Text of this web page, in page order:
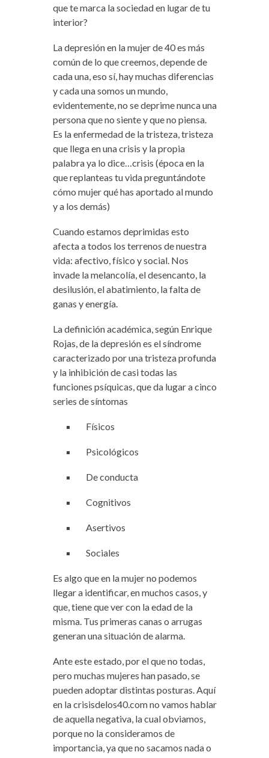
que te marca la sociedad en lugar de tu
interior?
La depresión en la mujer de 40 es más
común de lo que creemos, depende de
cada una, eso sí, hay muchas diferencias
y cada una somos un mundo,
evidentemente, no se deprime nunca una
persona que no siente y que no piensa.
Es la enfermedad de la tristeza, tristeza
que llega en una crisis y la propia
palabra ya lo dice…crisis (época en la
que replanteas tu vida preguntándote
cómo mujer qué has aportado al mundo
y a los demás)
Cuando estamos deprimidas esto
afecta a todos los terrenos de nuestra
vida: afectivo, físico y social. Nos
invade la melancolía, el desencanto, la
desilusión, el abatimiento, la falta de
ganas y energía.
La definición académica, según Enrique
Rojas, de la depresión es el síndrome
caracterizado por una tristeza profunda
y la inhibición de casi todas las
funciones psíquicas, que da lugar a cinco
series de síntomas
Físicos
Psicológicos
De conducta
Cognitivos
Asertivos
Sociales
Es algo que en la mujer no podemos
llegar a identificar, en muchos casos, y
que, tiene que ver con la edad de la
misma. Tus primeras canas o arrugas
generan una situación de alarma.
Ante este estado, por el que no todas,
pero muchas mujeres han pasado, se
pueden adoptar distintas posturas. Aquí
en la crisisdelos40.com no vamos hablar
de aquella negativa, la cual obviamos,
porque no la consideramos de
importancia, ya que no sacamos nada o